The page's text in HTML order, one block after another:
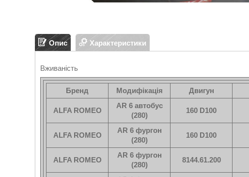
Опис Характеристики
Вживаність
Бренд Модифікація Двигун
ALFA ROMEO
AR 6 автобус
(280)
160 D100
ALFA ROMEO
AR 6 фургон
(280)
160 D100
ALFA ROMEO
AR 6 фургон
(280)
8144.61.200